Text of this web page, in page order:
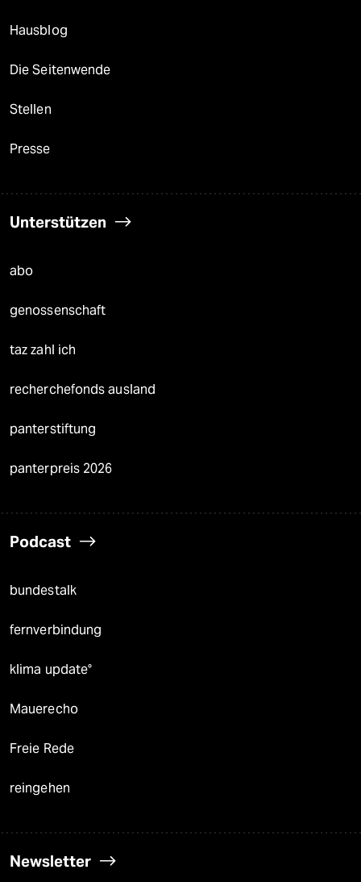
Hausblog
Die Seitenwende
Stellen
Presse
Unterstützen
abo
genossenschaft
taz zahl ich
recherchefonds ausland
panterstiftung
panterpreis 2026
Podcast
bundestalk
fernverbindung
klima update°
Mauerecho
Freie Rede
reingehen
Newsletter